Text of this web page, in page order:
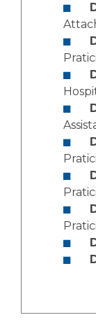
Activité
Cancer
Maladies
Adresser un
Médicale
Radiologie /
Cancérologie
Les pôles
Anatomie et
Adresser un
Centres de
Plateforme
Presse /